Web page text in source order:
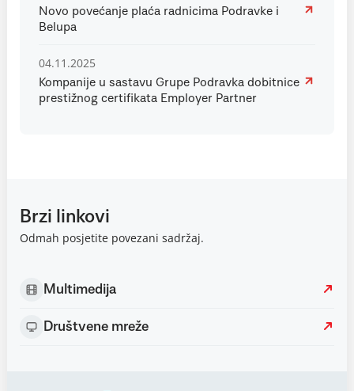
Novo povećanje plaća radnicima Podravke i
Belupa
04.11.2025
Kompanije u sastavu Grupe Podravka dobitnice
prestižnog certifikata Employer Partner
Brzi linkovi
Odmah posjetite povezani sadržaj.
Multimedija
Društvene mreže